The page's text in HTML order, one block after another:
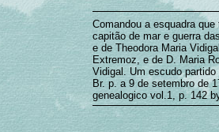
Comandou a esquadra
capitão de mar e guerra
e de Theodora Maria
Extremoz, e de D. Maria
Vidigal. Um escudo
Br. p. a 9 de setembro de
genealogico vol.1, p. 142